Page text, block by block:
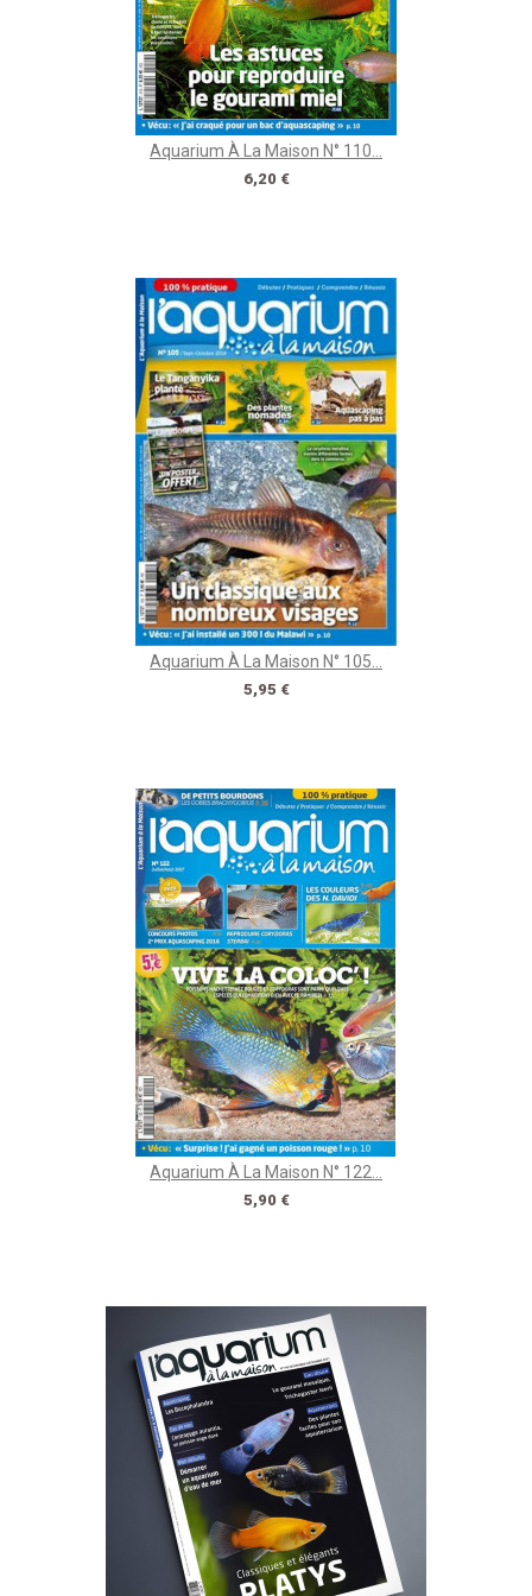
Aquarium À La Maison N° 110...
Prix
6,20 €
Aquarium À La Maison N° 105...
Prix
5,95 €
Aquarium À La Maison N° 122...
Prix
5,90 €